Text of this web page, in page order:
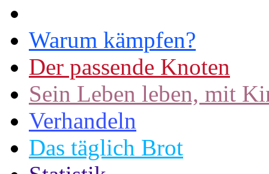
Warum kämpfen?
Der passende Knoten
Sein Leben leben, mit
Verhandeln
Das täglich Brot